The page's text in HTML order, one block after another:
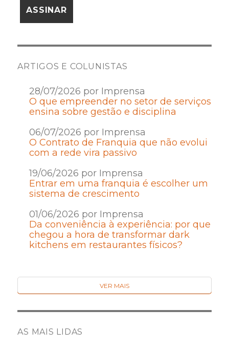
ARTIGOS E COLUNISTAS
28/07/2026 por Imprensa
O que empreender no setor de serviços
ensina sobre gestão e disciplina
06/07/2026 por Imprensa
O Contrato de Franquia que não evolui
com a rede vira passivo
19/06/2026 por Imprensa
Entrar em uma franquia é escolher um
sistema de crescimento
01/06/2026 por Imprensa
Da conveniência à experiência: por que
chegou a hora de transformar dark
kitchens em restaurantes físicos?
VER MAIS
AS MAIS LIDAS